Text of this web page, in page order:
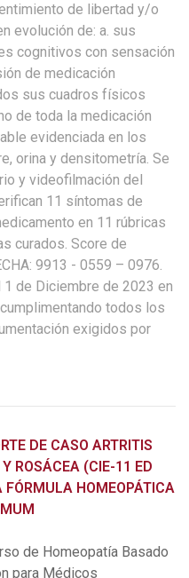
de libertad y/o
evolución de: a. sus
cognitivos con sensación
de medicación
sus cuadros físicos
de toda la medicación
evidenciada en los
orina y densitometría. Se
y videofilmación del
11 síntomas de
en 11 rúbricas
curados. Score de
9913 - 0559 – 0976.
1 de Diciembre de 2023 en
todos los
exigidos por
DE CASO ARTRITIS
ROSÁCEA (CIE-11 ED
HOMEOPÁTICA
de Homeopatía Basado
para Médicos